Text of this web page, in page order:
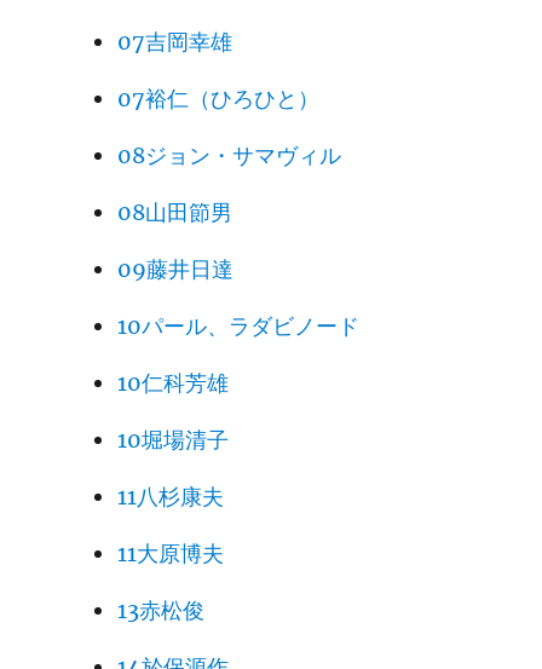
07吉岡幸雄
07裕仁（ひろひと）
08ジョン・サマヴィル
08山田節男
09藤井日達
10パール、ラダビノード
10仁科芳雄
10堀場清子
11八杉康夫
11大原博夫
13赤松俊